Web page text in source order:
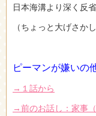
日本海溝より深く反
（ちょっと大げさかし
ピーマンが嫌いの
→１話から
→前のお話し：家事（